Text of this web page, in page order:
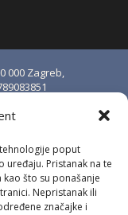
poput
Pristanak na te
što su ponašanje
Nepristanak ili
značajke i
000 Zagreb,
Stjepan
kod
OIB: